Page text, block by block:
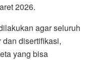
2026.
agar seluruh
disertifikasi,
yang bisa